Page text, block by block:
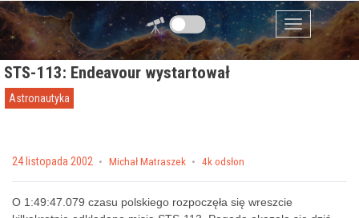
Przejdź do zawartości
Menu
STS-113: Endeavour wystartował
Astronautyka
Posted on
24 listopada 2002 by Michał Matraszek 4k odsłon
O 1:49:47.079 czasu polskiego rozpoczęła się wreszcie